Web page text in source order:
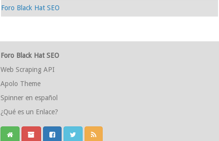
Foro Black Hat SEO
Foro Black Hat SEO
Web Scraping API
Apolo Theme
Spinner en español
¿Qué es un Enlace?